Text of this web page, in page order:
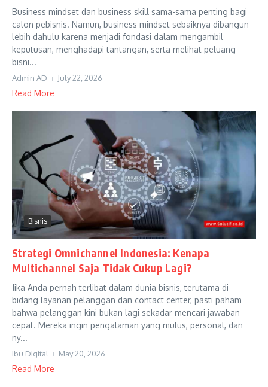
Business mindset dan business skill sama-sama penting bagi
calon pebisnis. Namun, business mindset sebaiknya dibangun
lebih dahulu karena menjadi fondasi dalam mengambil
keputusan, menghadapi tantangan, serta melihat peluang
bisni...
Admin AD July 22, 2026
Read More
Bisnis
Strategi Omnichannel Indonesia: Kenapa
Multichannel Saja Tidak Cukup Lagi?
Jika Anda pernah terlibat dalam dunia bisnis, terutama di
bidang layanan pelanggan dan contact center, pasti paham
bahwa pelanggan kini bukan lagi sekadar mencari jawaban
cepat. Mereka ingin pengalaman yang mulus, personal, dan
ny...
Ibu Digital May 20, 2026
Read More